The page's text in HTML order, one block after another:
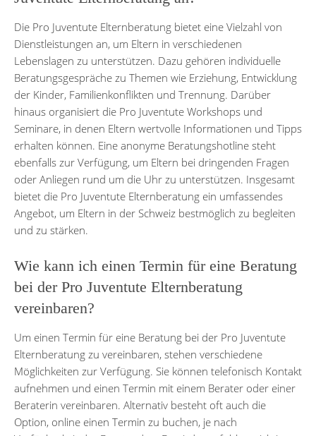
Die Pro Juventute Elternberatung bietet eine Vielzahl von
Dienstleistungen an, um Eltern in verschiedenen
Lebenslagen zu unterstützen. Dazu gehören individuelle
Beratungsgespräche zu Themen wie Erziehung, Entwicklung
der Kinder, Familienkonflikten und Trennung. Darüber
hinaus organisiert die Pro Juventute Workshops und
Seminare, in denen Eltern wertvolle Informationen und Tipps
erhalten können. Eine anonyme Beratungshotline steht
ebenfalls zur Verfügung, um Eltern bei dringenden Fragen
oder Anliegen rund um die Uhr zu unterstützen. Insgesamt
bietet die Pro Juventute Elternberatung ein umfassendes
Angebot, um Eltern in der Schweiz bestmöglich zu begleiten
und zu stärken.
Wie kann ich einen Termin für eine Beratung
bei der Pro Juventute Elternberatung
vereinbaren?
Um einen Termin für eine Beratung bei der Pro Juventute
Elternberatung zu vereinbaren, stehen verschiedene
Möglichkeiten zur Verfügung. Sie können telefonisch Kontakt
aufnehmen und einen Termin mit einem Berater oder einer
Beraterin vereinbaren. Alternativ besteht oft auch die
Option, online einen Termin zu buchen, je nach